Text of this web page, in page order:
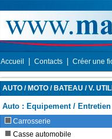
Accueil Contacts Créer une
AUTO / MOTO / BATEAU / V.
Auto : Equipement / Entretien
Carrosserie
Casse automobile